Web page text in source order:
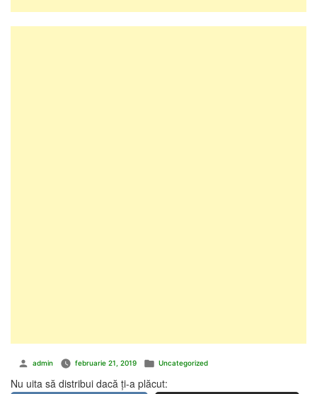
Publicat
admin februarie 21, 2019
Publicat
Uncategorized
Nu uita să distribui dacă ți-a plăcut: